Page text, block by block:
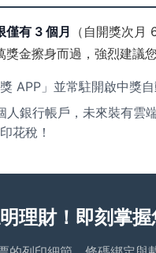
僅有 3 個月
（自開獎次
金擦身而過，強烈建議您
APP」並常駐開啟中獎自
銀行帳戶，未來裝有雲
花稅！
理財！即刻掌